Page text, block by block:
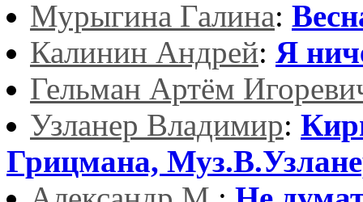
Мурыгина Галина:
Калинин Андрей: Я
Гельман Артём
Узланер Владимир:
Грицмана,